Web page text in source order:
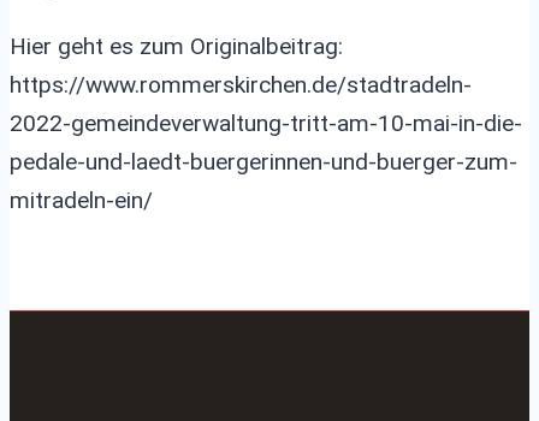
Hier geht es zum Originalbeitrag:
https://www.rommerskirchen.de/stadtradeln-
2022-gemeindeverwaltung-tritt-am-10-mai-in-die-
pedale-und-laedt-buergerinnen-und-buerger-zum-
mitradeln-ein/